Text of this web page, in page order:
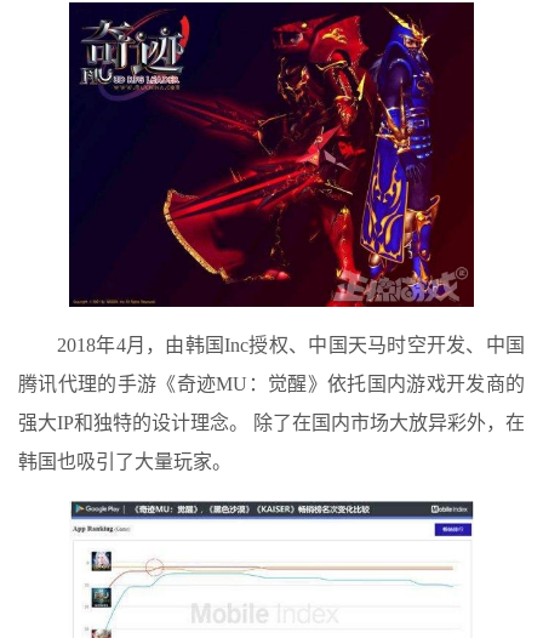
2018年4月，由韩国Inc授权、中国天马时空开发、中国
腾讯代理的手游《奇迹MU：觉醒》依托国内游戏开发商的
强大IP和独特的设计理念。 除了在国内市场大放异彩外，在
韩国也吸引了大量玩家。